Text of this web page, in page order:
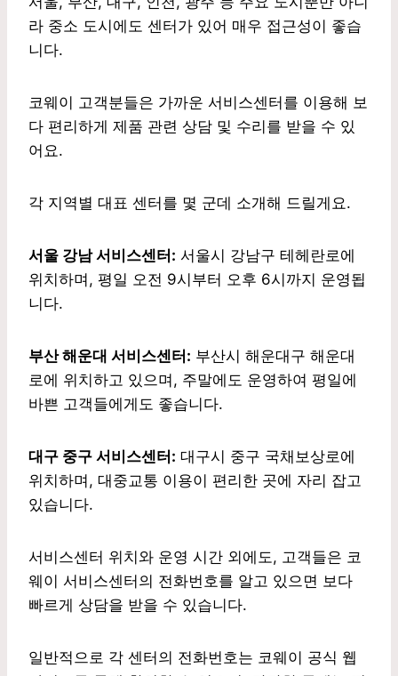
라 중소 도시에도 센터가 있어 매우 접근성이 좋습
니다.
코웨이 고객분들은 가까운 서비스센터를 이용해 보
다 편리하게 제품 관련 상담 및 수리를 받을 수 있
어요.
각 지역별 대표 센터를 몇 군데 소개해 드릴게요.
서울 강남 서비스센터: 서울시 강남구 테헤란로에
위치하며, 평일 오전 9시부터 오후 6시까지 운영됩
니다.
부산 해운대 서비스센터: 부산시 해운대구 해운대
로에 위치하고 있으며, 주말에도 운영하여 평일에
바쁜 고객들에게도 좋습니다.
대구 중구 서비스센터: 대구시 중구 국채보상로에
위치하며, 대중교통 이용이 편리한 곳에 자리 잡고
있습니다.
서비스센터 위치와 운영 시간 외에도, 고객들은 코
웨이 서비스센터의 전화번호를 알고 있으면 보다
빠르게 상담을 받을 수 있습니다.
일반적으로 각 센터의 전화번호는 코웨이 공식 웹